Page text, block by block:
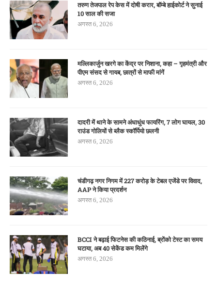
तरुण तेजपाल रेप केस में दोषी करार, बॉम्बे हाईकोर्ट ने सुनाई
10 साल की सजा
अगस्त 6, 2026
मल्लिकार्जुन खरगे का केंद्र पर निशाना, कहा – गृहमंत्री और
पीएम संसद से गायब, छात्रों से माफी मांगें
अगस्त 6, 2026
दादरी में थाने के सामने अंधाधुंध फायरिंग, 7 लोग घायल, 30
राउंड गोलियों से ब्लैक स्कॉर्पियो छलनी
अगस्त 6, 2026
चंडीगढ़ नगर निगम में 227 करोड़ के टेबल एजेंडे पर विवाद,
AAP ने किया प्रदर्शन
अगस्त 6, 2026
BCCI ने बढ़ाई फिटनेस की कठिनाई, ब्रोंको टेस्ट का समय
घटाया, अब 40 सेकेंड कम मिलेंगे
अगस्त 6, 2026